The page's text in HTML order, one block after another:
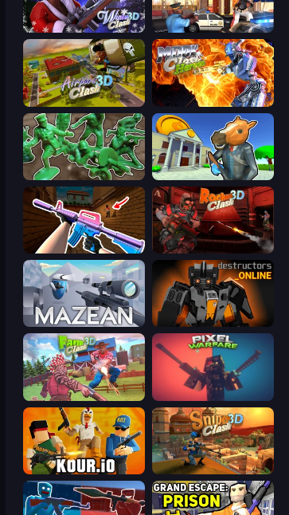
Winter Clash 3D Vegas Clash 3D
Airport Clash 3D Moon Clash Heroes
Soldiers - Capture and Control! Bank Robbery 3
KS Z Rocket Clash 3D
Mazean Destructors Online
Farm Clash 3D Pixel Warfare
Kour.io Sniper Clash 3D